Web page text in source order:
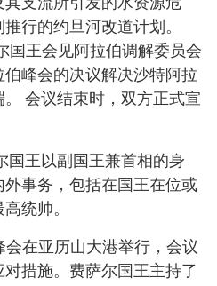
支流所引发的水资源危
行的约旦河改道计划。
国王会见阿拉伯调解委员会
峰会的决议解决沙特阿拉
会议结束时，双方正式宣
国王以副国王兼首相的身
事务，包括在国王在位或
统帅。
会在亚历山大港举行，会议
措施。费萨尔国王主持了